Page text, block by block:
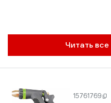
Читать
15761769